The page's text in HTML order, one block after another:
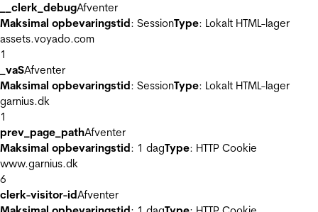
__clerk_debugAfventer
Maksimal opbevaringstid: SessionType: Lokalt HTML-lager
assets.voyado.com
1
_vaSAfventer
Maksimal opbevaringstid: SessionType: Lokalt HTML-lager
garnius.dk
1
prev_page_pathAfventer
Maksimal opbevaringstid: 1 dagType: HTTP Cookie
www.garnius.dk
6
clerk-visitor-idAfventer